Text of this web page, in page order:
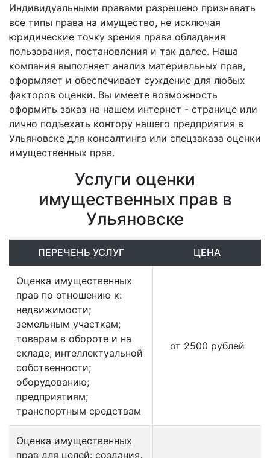
Индивидуальными правами разрешено признавать
все типы права на имущество, не исключая
юридические точку зрения права обладания
пользования, постановления и так далее. Наша
компания выполняет анализ материальных прав,
оформляет и обеспечивает суждение для любых
факторов оценки. Вы имеете возможность
оформить заказ на нашем интернет - странице или
лично подъехать контору нашего предприятия в
Ульяновске для консалтинга или спецзаказа оценки
имущественных прав.
Услуги оценки
имущественных прав в
Ульяновске
ПЕРЕЧЕНЬ УСЛУГ ЦЕНА
Оценка имущественных
прав по отношению к:
недвижимости;
земельным участкам;
товарам в обороте и на
складе; интеллектуальной
собственности;
оборудованию;
предприятиям;
транспортным средствам
от 2500 рублей
Оценка имущественных
прав для целей: создания,